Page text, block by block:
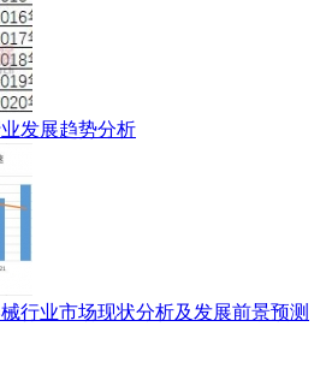
发展趋势分析
行业市场现状分析及发展前景预测